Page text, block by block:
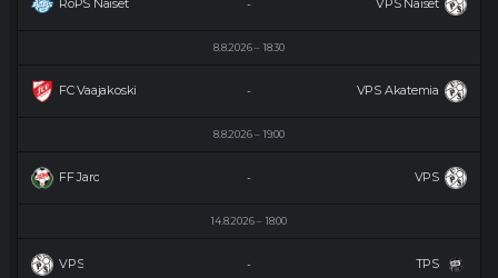
RoPS Naiset VPS Naiset
-
8.8.2026 18:30
FC Vaajakoski VPS Akatemia
-
8.8.2026 19:00
FF Jaro VPS
-
14.8.2026 18:00
VPS TPS
-